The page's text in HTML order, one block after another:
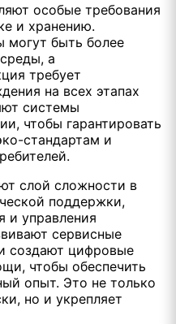
особые требования
и хранению.
могут быть более
а
требует
на всех этапах
системы
чтобы гарантировать
стандартам и
слой сложности в
поддержки,
и управления
сервисные
создают цифровые
чтобы обеспечить
опыт. Это не только
но и укрепляет